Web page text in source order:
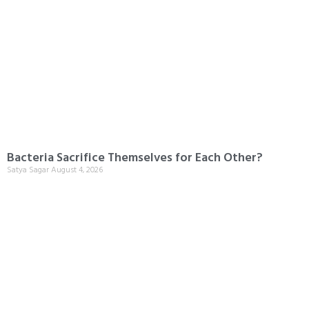
Bacteria Sacrifice Themselves for Each Other?
Satya SagarAugust 4, 2026